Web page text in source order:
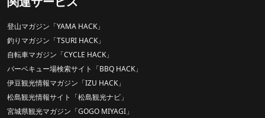
登山マガジン「YAMA HACK」
釣りマガジン「TSURI HACK」
自転車マガジン「CYCLE HACK」
バーベキュー場検索サイト「BBQ HACK」
伊豆観光情報マガジン「IZU HACK」
松島観光情報サイト「松島観光ナビ」
宮城県観光マガジン「GOGO MIYAGI」